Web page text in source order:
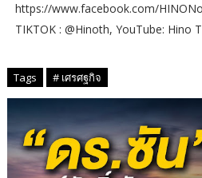
https://www.facebook.com/
TIKTOK : @Hinoth, YouTube: Hino
Tags # เศรศฐกิจ